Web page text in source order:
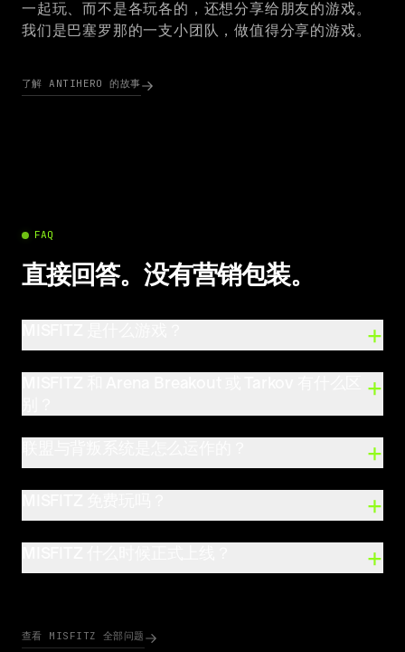
一起玩、而不是各玩各的，还想分享给朋友的游戏。
我们是巴塞罗那的一支小团队，做值得分享的游戏。
了解 ANTIHERO 的故事
FAQ
直接回答。没有营销包装。
+
MISFITZ 是首款原生移动端撤离游戏。iOS 和 Android 免
费游玩。16 名玩家空降进入一个实时世界，搜刮遗物，
决定是和陌生人组队还是在撤离点背叛他们。高风险的 5
到 10 分钟对局，撤离前死亡失去一切。无体力系统。
+
Arena Breakout 和 Tarkov 是硬核军事模拟——30 到 45 分
钟对局、FPS 操控、复杂的背包系统。MISFITZ 围绕另
边，撤离游戏应该是什么样子。俯视视角、自动瞄准、5
到 10 分钟对局。技巧上限在于走位和读人，而不是枪法
反应速度。但它不是休闲游戏——Pre-Alpha 死亡后重开
+
任何人都可以在行动中途向任何人发起结盟请求。双方
都接受才能组队。任何一方随时可以解除联盟，但不会+
是的。免费游玩，有抽卡和通行证。 +
届时进度将保留。具体日期尚未公布。在
查看 MISFITZ 全部问题